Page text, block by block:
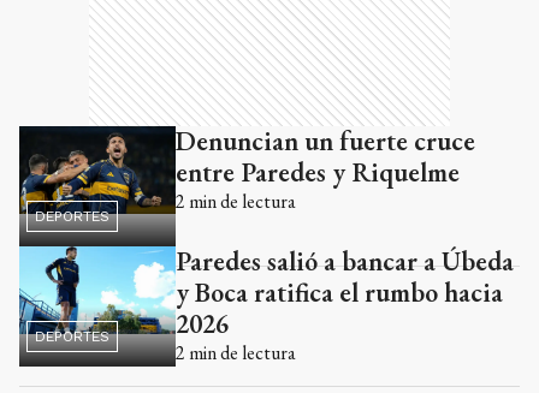
DEPORTES
Denuncian un fuerte cruce
entre Paredes y Riquelme
2 min de lectura
DEPORTES
Paredes salió a bancar a Úbeda
y Boca ratifica el rumbo hacia
2026
2 min de lectura